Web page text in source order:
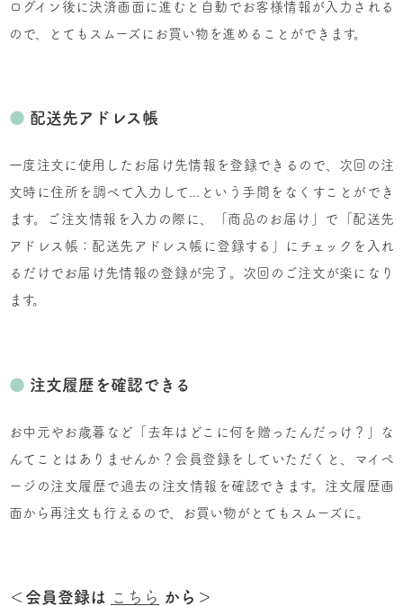
ログイン後に決済画面に進むと自動でお客様情報が入力される
ので、とてもスムーズにお買い物を進めることができます。
● 配送先アドレス帳
一度注文に使用したお届け先情報を登録できるので、次回の注
文時に住所を調べて入力して...という手間をなくすことができ
ます。ご注文情報を入力の際に、「商品のお届け」で「配送先
アドレス帳：配送先アドレス帳に登録する」にチェックを入れ
るだけでお届け先情報の登録が完了。次回のご注文が楽になり
ます。
● 注文履歴を確認できる
お中元やお歳暮など「去年はどこに何を贈ったんだっけ？」な
んてことはありませんか？会員登録をしていただくと、マイペ
ージの注文履歴で過去の注文情報を確認できます。注文履歴画
面から再注文も行えるので、お買い物がとてもスムーズに。
＜会員登録は こちら から＞